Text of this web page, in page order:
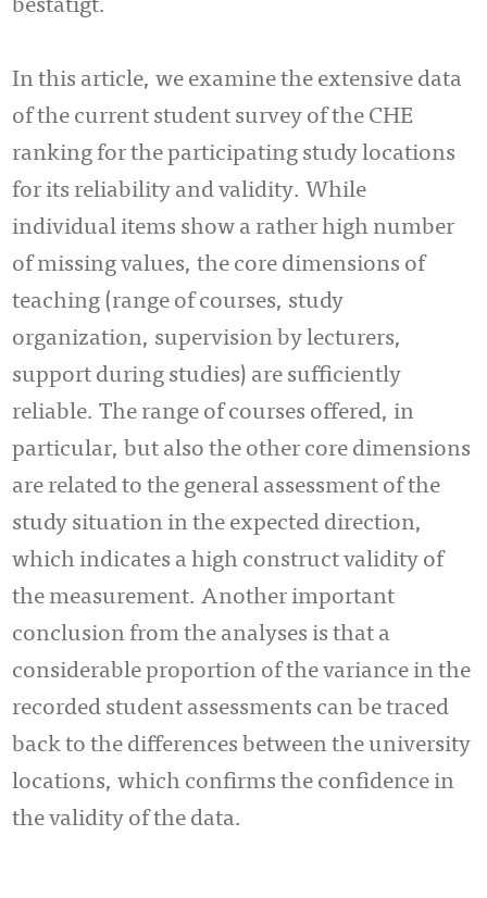
bestätigt.
In this article, we examine the extensive data
of the current student survey of the CHE
ranking for the participating study locations
for its reliability and validity. While
individual items show a rather high number
of missing values, the core dimensions of
teaching (range of courses, study
organization, supervision by lecturers,
support during studies) are sufficiently
reliable. The range of courses offered, in
particular, but also the other core dimensions
are related to the general assessment of the
study situation in the expected direction,
which indicates a high construct validity of
the measurement. Another important
conclusion from the analyses is that a
considerable proportion of the variance in the
recorded student assessments can be traced
back to the differences between the university
locations, which confirms the confidence in
the validity of the data.